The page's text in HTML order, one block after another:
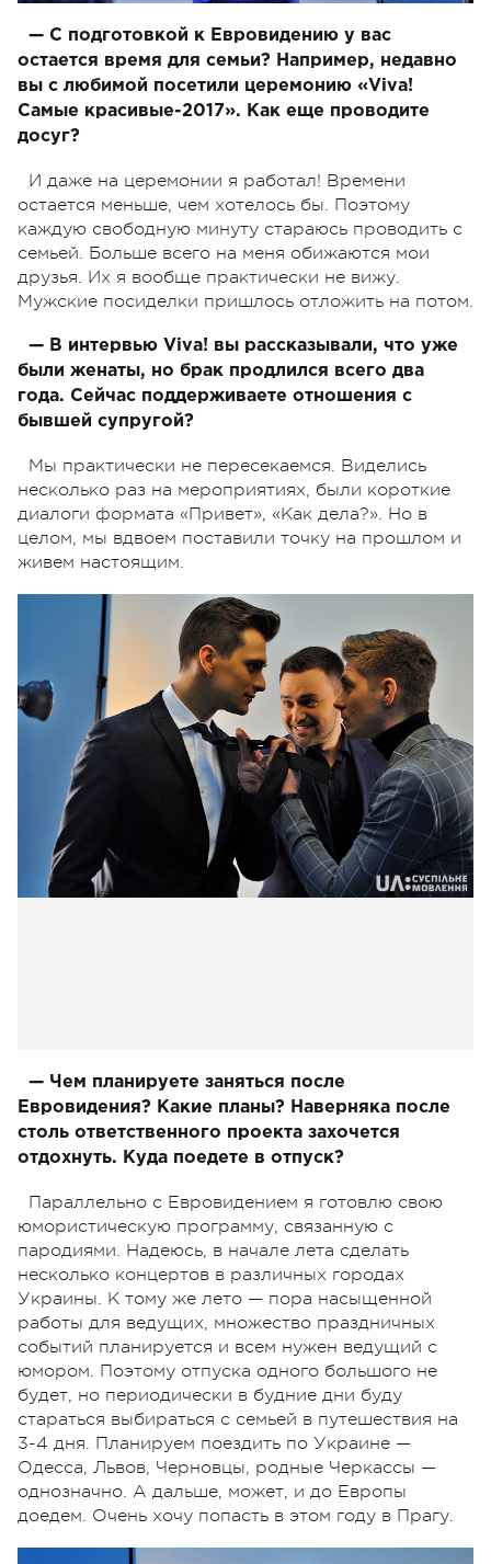
— С подготовкой к Евровидению у вас
остается время для семьи? Например, недавно
вы с любимой посетили церемонию «Viva!
Самые красивые-2017». Как еще проводите
досуг?
И даже на церемонии я работал! Времени
остается меньше, чем хотелось бы. Поэтому
каждую свободную минуту стараюсь проводить с
семьей. Больше всего на меня обижаются мои
друзья. Их я вообще практически не вижу.
Мужские посиделки пришлось отложить на потом.
— В интервью Viva! вы рассказывали, что уже
были женаты, но брак продлился всего два
года. Сейчас поддерживаете отношения с
бывшей супругой?
Мы практически не пересекаемся. Виделись
несколько раз на мероприятиях, были короткие
диалоги формата «Привет», «Как дела?». Но в
целом, мы вдвоем поставили точку на прошлом и
живем настоящим.
— Чем планируете заняться после
Евровидения? Какие планы? Наверняка после
столь ответственного проекта захочется
отдохнуть. Куда поедете в отпуск?
Параллельно с Евровидением я готовлю свою
юмористическую программу, связанную с
пародиями. Надеюсь, в начале лета сделать
несколько концертов в различных городах
Украины. К тому же лето — пора насыщенной
работы для ведущих, множество праздничных
событий планируется и всем нужен ведущий с
юмором. Поэтому отпуска одного большого не
будет, но периодически в будние дни буду
стараться выбираться с семьей в путешествия на
3-4 дня. Планируем поездить по Украине —
Одесса, Львов, Черновцы, родные Черкассы —
однозначно. А дальше, может, и до Европы
доедем. Очень хочу попасть в этом году в Прагу.